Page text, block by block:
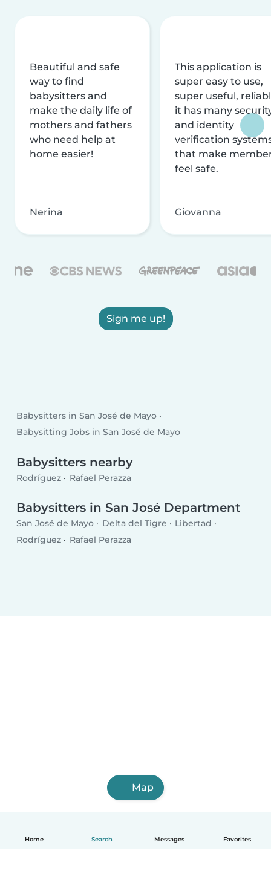
Home Search Messages Favorites
Beautiful and safe
way to find
babysitters and
make the daily life of
mothers and fathers
who need help at
home easier!
Nerina
This application is
super easy to use,
super useful,
it has many
and identity
verification
that make
feel safe.
Giovanna
Sign me up!
Babysitters in San José de Mayo
Babysitting Jobs in San José de Mayo
Babysitters nearby
Rodríguez Rafael Perazza
Babysitters in San José Department
San José de Mayo Delta del Tigre
Libertad
Rodríguez
Rafael Perazza
Map